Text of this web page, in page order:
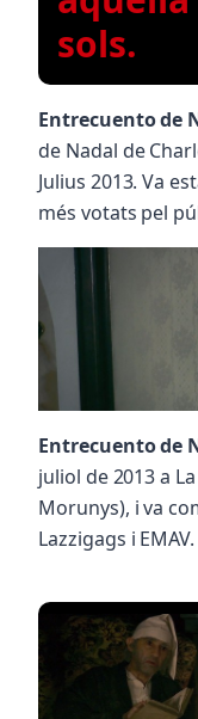
sols.
Entrecuento de
de Nadal de
Julius 2013. Va
més votats pel
Entrecuento de
juliol de 2013 a
Morunys), i va
Lazzigags i EMAV.